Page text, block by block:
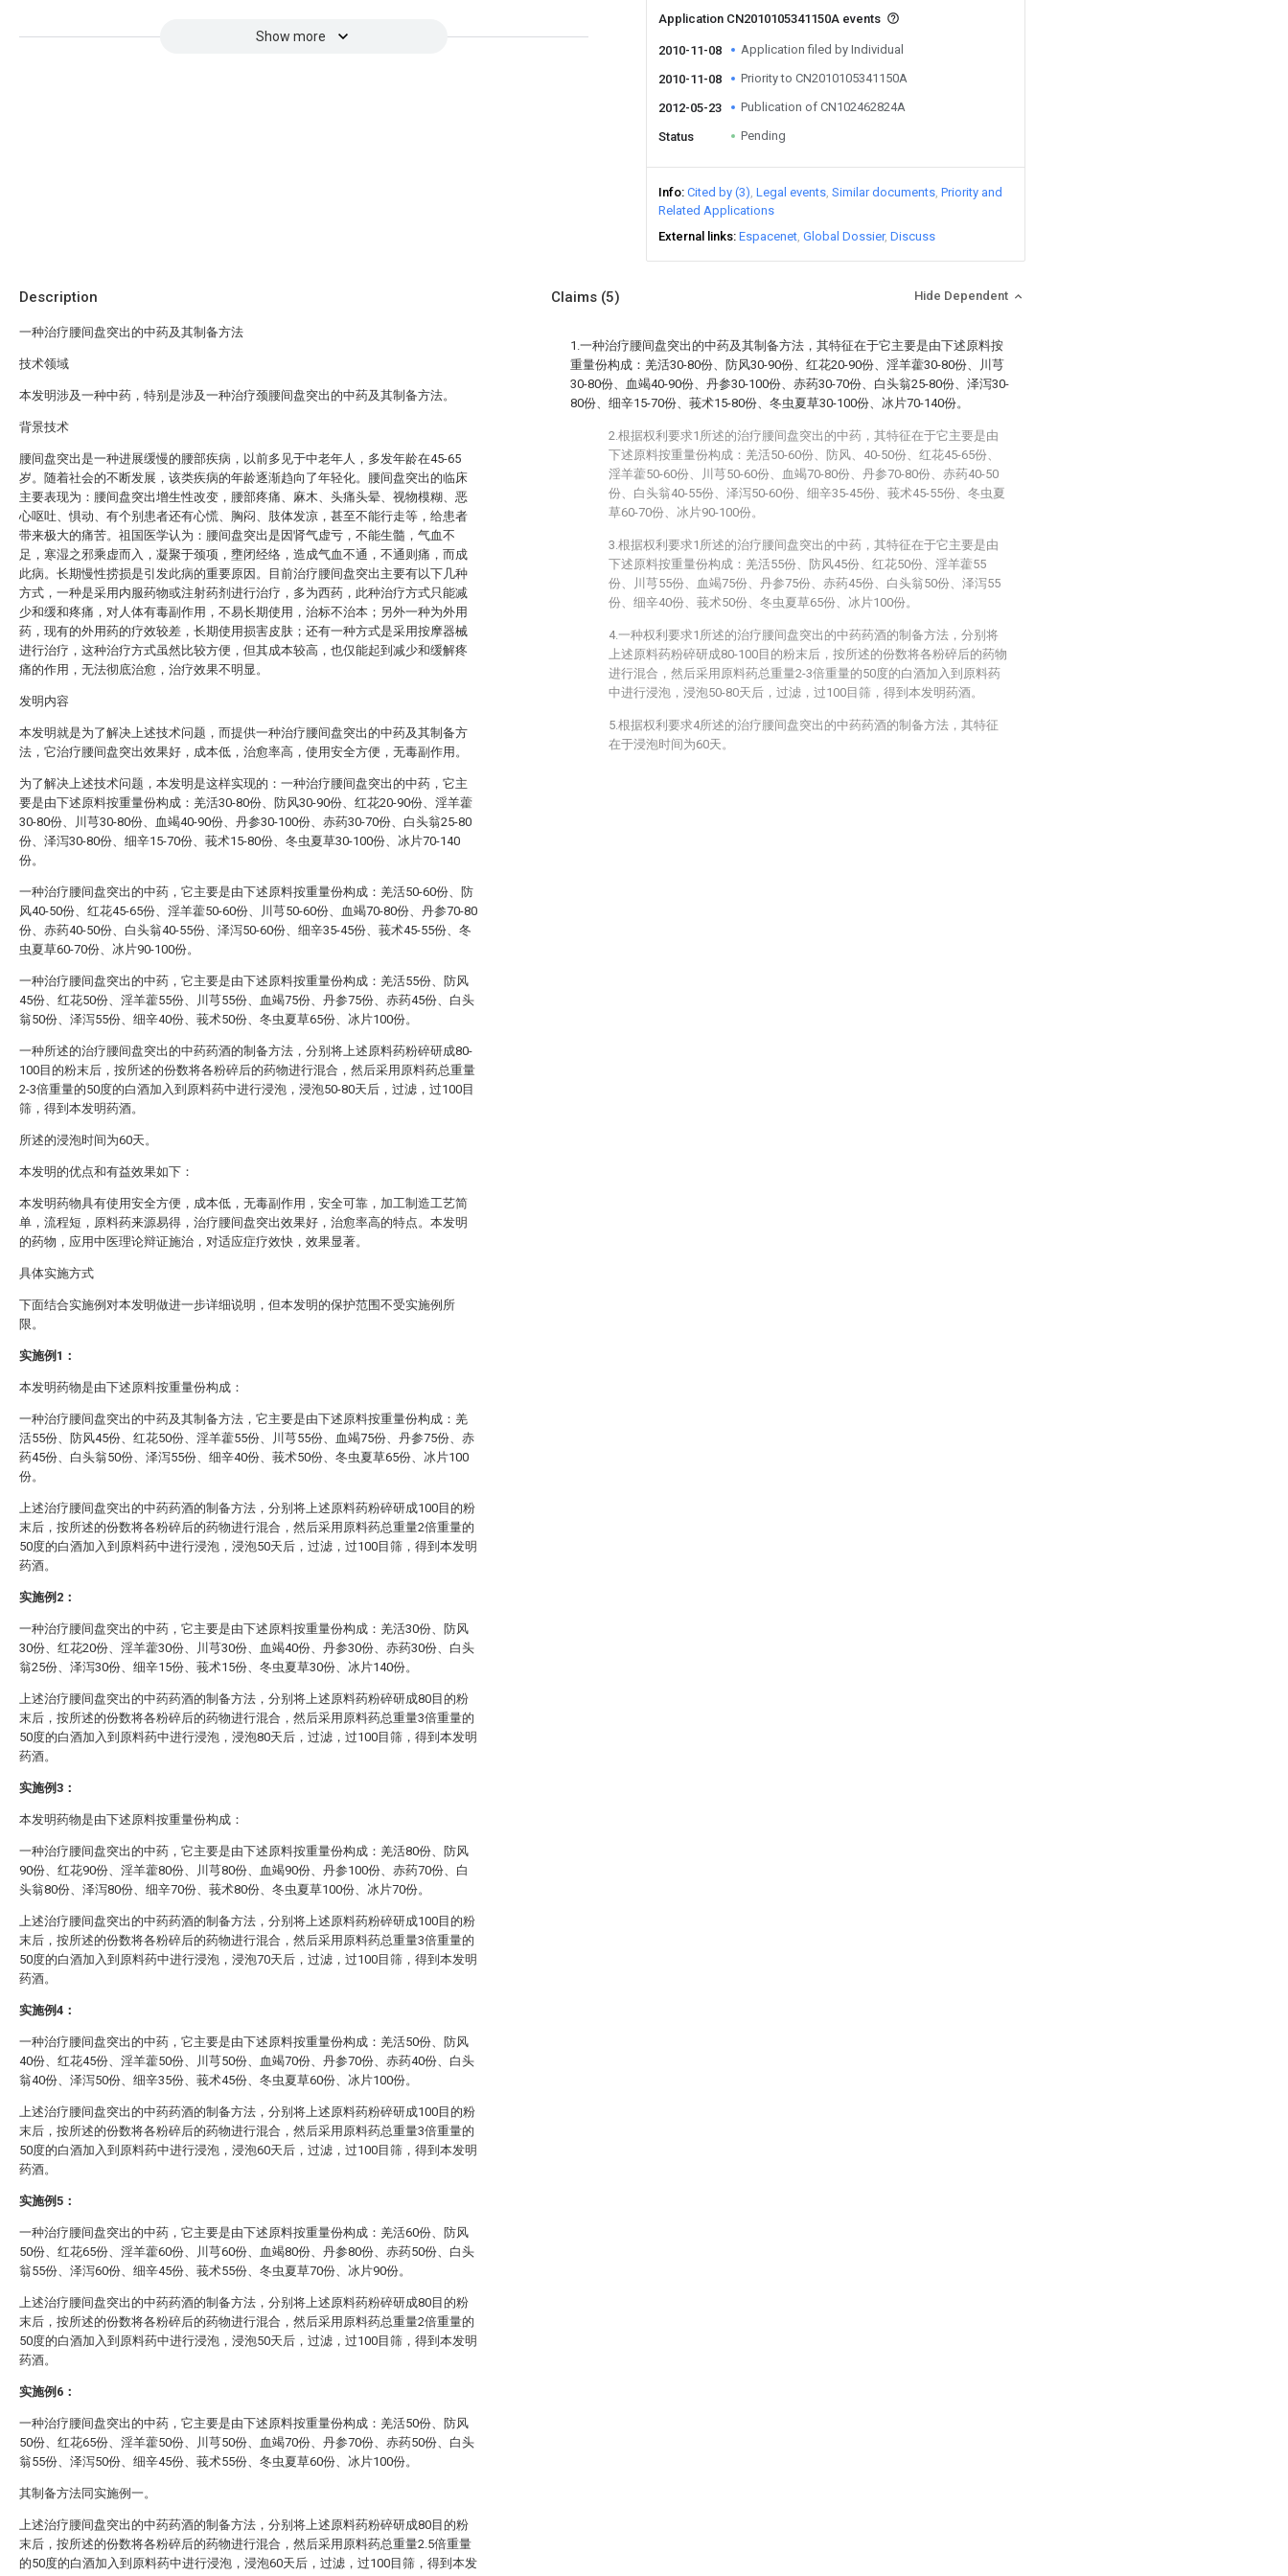
Show more
Application CN2010105341150A events
2010-11-08 Application filed by Individual
2010-11-08 Priority to CN2010105341150A
2012-05-23 Publication of CN102462824A
Status Pending
Info Cited by (3) Legal events Similar documents Priority and
Related Applications
External links Espacenet Global Dossier Discuss
Description
一种治疗腰间盘突出的中药及其制备方法
技术领域
本发明涉及一种中药，特别是涉及一种治疗颈腰间盘突出的中药及其制备方法。
背景技术
腰间盘突出是一种进展缓慢的腰部疾病，以前多见于中老年人，多发年龄在45-65
岁。随着社会的不断发展，该类疾病的年龄逐渐趋向了年轻化。腰间盘突出的临床
主要表现为：腰间盘突出增生性改变，腰部疼痛、麻木、头痛头晕、视物模糊、恶
心呕吐、惧动、有个别患者还有心慌、胸闷、肢体发凉，甚至不能行走等，给患者
带来极大的痛苦。祖国医学认为：腰间盘突出是因肾气虚亏，不能生髓，气血不
足，寒湿之邪乘虚而入，凝聚于颈项，壅闭经络，造成气血不通，不通则痛，而成
此病。长期慢性捞损是引发此病的重要原因。目前治疗腰间盘突出主要有以下几种
方式，一种是采用内服药物或注射药剂进行治疗，多为西药，此种治疗方式只能减
少和缓和疼痛，对人体有毒副作用，不易长期使用，治标不治本；另外一种为外用
药，现有的外用药的疗效较差，长期使用损害皮肤；还有一种方式是采用按摩器械
进行治疗，这种治疗方式虽然比较方便，但其成本较高，也仅能起到减少和缓解疼
痛的作用，无法彻底治愈，治疗效果不明显。
发明内容
本发明就是为了解决上述技术问题，而提供一种治疗腰间盘突出的中药及其制备方
法，它治疗腰间盘突出效果好，成本低，治愈率高，使用安全方便，无毒副作用。
为了解决上述技术问题，本发明是这样实现的：一种治疗腰间盘突出的中药，它主
要是由下述原料按重量份构成：羌活30-80份、防风30-90份、红花20-90份、淫羊藿
30-80份、川芎30-80份、血竭40-90份、丹参30-100份、赤药30-70份、白头翁25-80
份、泽泻30-80份、细辛15-70份、莪术15-80份、冬虫夏草30-100份、冰片70-140
份。
一种治疗腰间盘突出的中药，它主要是由下述原料按重量份构成：羌活50-60份、防
风40-50份、红花45-65份、淫羊藿50-60份、川芎50-60份、血竭70-80份、丹参70-80
份、赤药40-50份、白头翁40-55份、泽泻50-60份、细辛35-45份、莪术45-55份、冬
虫夏草60-70份、冰片90-100份。
一种治疗腰间盘突出的中药，它主要是由下述原料按重量份构成：羌活55份、防风
45份、红花50份、淫羊藿55份、川芎55份、血竭75份、丹参75份、赤药45份、白头
翁50份、泽泻55份、细辛40份、莪术50份、冬虫夏草65份、冰片100份。
一种所述的治疗腰间盘突出的中药药酒的制备方法，分别将上述原料药粉碎研成80-
100目的粉末后，按所述的份数将各粉碎后的药物进行混合，然后采用原料药总重量
2-3倍重量的50度的白酒加入到原料药中进行浸泡，浸泡50-80天后，过滤，过100目
筛，得到本发明药酒。
所述的浸泡时间为60天。
本发明的优点和有益效果如下：
本发明药物具有使用安全方便，成本低，无毒副作用，安全可靠，加工制造工艺简
单，流程短，原料药来源易得，治疗腰间盘突出效果好，治愈率高的特点。本发明
的药物，应用中医理论辩证施治，对适应症疗效快，效果显著。
具体实施方式
下面结合实施例对本发明做进一步详细说明，但本发明的保护范围不受实施例所
限。
实施例1：
本发明药物是由下述原料按重量份构成：
一种治疗腰间盘突出的中药及其制备方法，它主要是由下述原料按重量份构成：羌
活55份、防风45份、红花50份、淫羊藿55份、川芎55份、血竭75份、丹参75份、赤
药45份、白头翁50份、泽泻55份、细辛40份、莪术50份、冬虫夏草65份、冰片100
份。
上述治疗腰间盘突出的中药药酒的制备方法，分别将上述原料药粉碎研成100目的粉
末后，按所述的份数将各粉碎后的药物进行混合，然后采用原料药总重量2倍重量的
50度的白酒加入到原料药中进行浸泡，浸泡50天后，过滤，过100目筛，得到本发明
药酒。
实施例2：
一种治疗腰间盘突出的中药，它主要是由下述原料按重量份构成：羌活30份、防风
30份、红花20份、淫羊藿30份、川芎30份、血竭40份、丹参30份、赤药30份、白头
翁25份、泽泻30份、细辛15份、莪术15份、冬虫夏草30份、冰片140份。
上述治疗腰间盘突出的中药药酒的制备方法，分别将上述原料药粉碎研成80目的粉
末后，按所述的份数将各粉碎后的药物进行混合，然后采用原料药总重量3倍重量的
50度的白酒加入到原料药中进行浸泡，浸泡80天后，过滤，过100目筛，得到本发明
药酒。
实施例3：
本发明药物是由下述原料按重量份构成：
一种治疗腰间盘突出的中药，它主要是由下述原料按重量份构成：羌活80份、防风
90份、红花90份、淫羊藿80份、川芎80份、血竭90份、丹参100份、赤药70份、白
头翁80份、泽泻80份、细辛70份、莪术80份、冬虫夏草100份、冰片70份。
上述治疗腰间盘突出的中药药酒的制备方法，分别将上述原料药粉碎研成100目的粉
末后，按所述的份数将各粉碎后的药物进行混合，然后采用原料药总重量3倍重量的
50度的白酒加入到原料药中进行浸泡，浸泡70天后，过滤，过100目筛，得到本发明
药酒。
实施例4：
一种治疗腰间盘突出的中药，它主要是由下述原料按重量份构成：羌活50份、防风
40份、红花45份、淫羊藿50份、川芎50份、血竭70份、丹参70份、赤药40份、白头
翁40份、泽泻50份、细辛35份、莪术45份、冬虫夏草60份、冰片100份。
上述治疗腰间盘突出的中药药酒的制备方法，分别将上述原料药粉碎研成100目的粉
末后，按所述的份数将各粉碎后的药物进行混合，然后采用原料药总重量3倍重量的
50度的白酒加入到原料药中进行浸泡，浸泡60天后，过滤，过100目筛，得到本发明
药酒。
实施例5：
一种治疗腰间盘突出的中药，它主要是由下述原料按重量份构成：羌活60份、防风
50份、红花65份、淫羊藿60份、川芎60份、血竭80份、丹参80份、赤药50份、白头
翁55份、泽泻60份、细辛45份、莪术55份、冬虫夏草70份、冰片90份。
上述治疗腰间盘突出的中药药酒的制备方法，分别将上述原料药粉碎研成80目的粉
末后，按所述的份数将各粉碎后的药物进行混合，然后采用原料药总重量2倍重量的
50度的白酒加入到原料药中进行浸泡，浸泡50天后，过滤，过100目筛，得到本发明
药酒。
实施例6：
一种治疗腰间盘突出的中药，它主要是由下述原料按重量份构成：羌活50份、防风
50份、红花65份、淫羊藿50份、川芎50份、血竭70份、丹参70份、赤药50份、白头
翁55份、泽泻50份、细辛45份、莪术55份、冬虫夏草60份、冰片100份。
其制备方法同实施例一。
上述治疗腰间盘突出的中药药酒的制备方法，分别将上述原料药粉碎研成80目的粉
末后，按所述的份数将各粉碎后的药物进行混合，然后采用原料药总重量2.5倍重量
的50度的白酒加入到原料药中进行浸泡，浸泡60天后，过滤，过100目筛，得到本发
Claims (5) Hide Dependent
1.一种治疗腰间盘突出的中药及其制备方法，其特征在于它主要是由下述原料按
重量份构成：羌活30-80份、防风30-90份、红花20-90份、淫羊藿30-80份、川芎
30-80份、血竭40-90份、丹参30-100份、赤药30-70份、白头翁25-80份、泽泻30-
80份、细辛15-70份、莪术15-80份、冬虫夏草30-100份、冰片70-140份。
2.根据权利要求1所述的治疗腰间盘突出的中药，其特征在于它主要是由
下述原料按重量份构成：羌活50-60份、防风、40-50份、红花45-65份、
淫羊藿50-60份、川芎50-60份、血竭70-80份、丹参70-80份、赤药40-50
份、白头翁40-55份、泽泻50-60份、细辛35-45份、莪术45-55份、冬虫夏
草60-70份、冰片90-100份。
3.根据权利要求1所述的治疗腰间盘突出的中药，其特征在于它主要是由
下述原料按重量份构成：羌活55份、防风45份、红花50份、淫羊藿55
份、川芎55份、血竭75份、丹参75份、赤药45份、白头翁50份、泽泻55
份、细辛40份、莪术50份、冬虫夏草65份、冰片100份。
4.一种权利要求1所述的治疗腰间盘突出的中药药酒的制备方法，分别将
上述原料药粉碎研成80-100目的粉末后，按所述的份数将各粉碎后的药物
进行混合，然后采用原料药总重量2-3倍重量的50度的白酒加入到原料药
中进行浸泡，浸泡50-80天后，过滤，过100目筛，得到本发明药酒。
5.根据权利要求4所述的治疗腰间盘突出的中药药酒的制备方法，其特征
在于浸泡时间为60天。